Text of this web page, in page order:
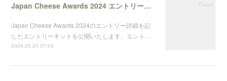
Japan Cheese Awards 2024 エントリーキット公開
Japan Cheese Awards 2024のエントリー詳細を記
したエントリーキットを公開いたします。エント…
2024.05.20 07:00